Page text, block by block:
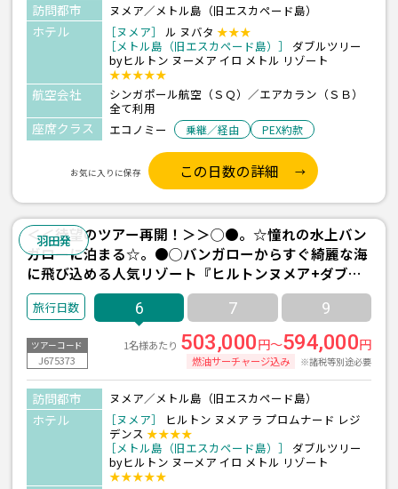
訪問都市 ヌメア／メトル島（旧エスカペード島）
ホテル ［ヌメア］ ル ヌバタ ★★★
［メトル島（旧エスカペード島）］
ダブルツリー
byヒルトン ヌーメア イロ メトル リゾート
★★★★★
航空会社
シンガポール航空（ＳＱ）／エアカラン（ＳＢ）
全て利用
座席クラス エコノミー 乗継／経由 PEX約款
お気に入りに保存 この日数の詳細
羽田発
＜＜待望のツアー再開！＞＞◯●。☆憧れの水上バン
ガローに泊まる☆。●◯バンガローからすぐ綺麗な海
に飛び込める人気リゾート『ヒルトンヌメア+ダブル
ツリーbyヒルトン1泊/朝夕食付【水上バンガロー】』
宿泊 3泊6日間 【羽田発着/シンガポール航空＆エアカ
6 7 9
ツアーコード
J675373
1名様あたり 503,000円～594,000円
燃油サーチャージ込み ※諸税等別途必要
訪問都市 ヌメア／メトル島（旧エスカペード島）
ホテル ［ヌメア］
ヒルトン ヌメア ラ プロムナード レジ
デンス ★★★★
［メトル島（旧エスカペード島）］
ダブルツリー
byヒルトン ヌーメア イロ メトル リゾート
★★★★★